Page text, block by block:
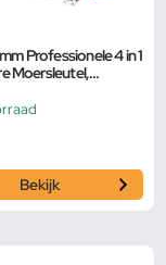
Professionele 4 in 1
Moersleutel,
Bekijk